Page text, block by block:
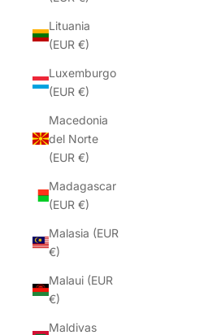
Lituania
(EUR €)
Luxemburgo
(EUR €)
Macedonia
del Norte
(EUR €)
Madagascar
(EUR €)
Malasia (EUR
€)
Malaui (EUR
€)
Maldivas